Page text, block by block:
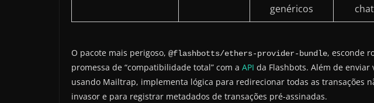
genéricos
O pacote mais perigoso, @flashbotts/ethers-provider-bundle, esconde
promessa de “compatibilidade total” com a API da Flashbots. Além de enviar
usando Mailtrap, implementa lógica para redirecionar todas as transações
invasor e para registrar metadados de transações pré-assinadas.